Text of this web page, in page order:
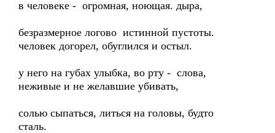
в человеке - огромная, ноющая. дыра,
безразмерное логово истинной пустоты.
человек догорел, обуглился и остыл.
у него на губах улыбка, во рту - слова,
неживые и не желавшие убивать,
солью сыпаться, литься на головы, будто
сталь.